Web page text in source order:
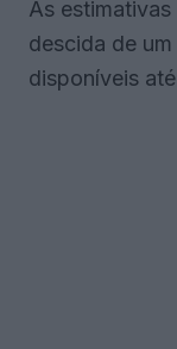
As
descida de
disponíveis